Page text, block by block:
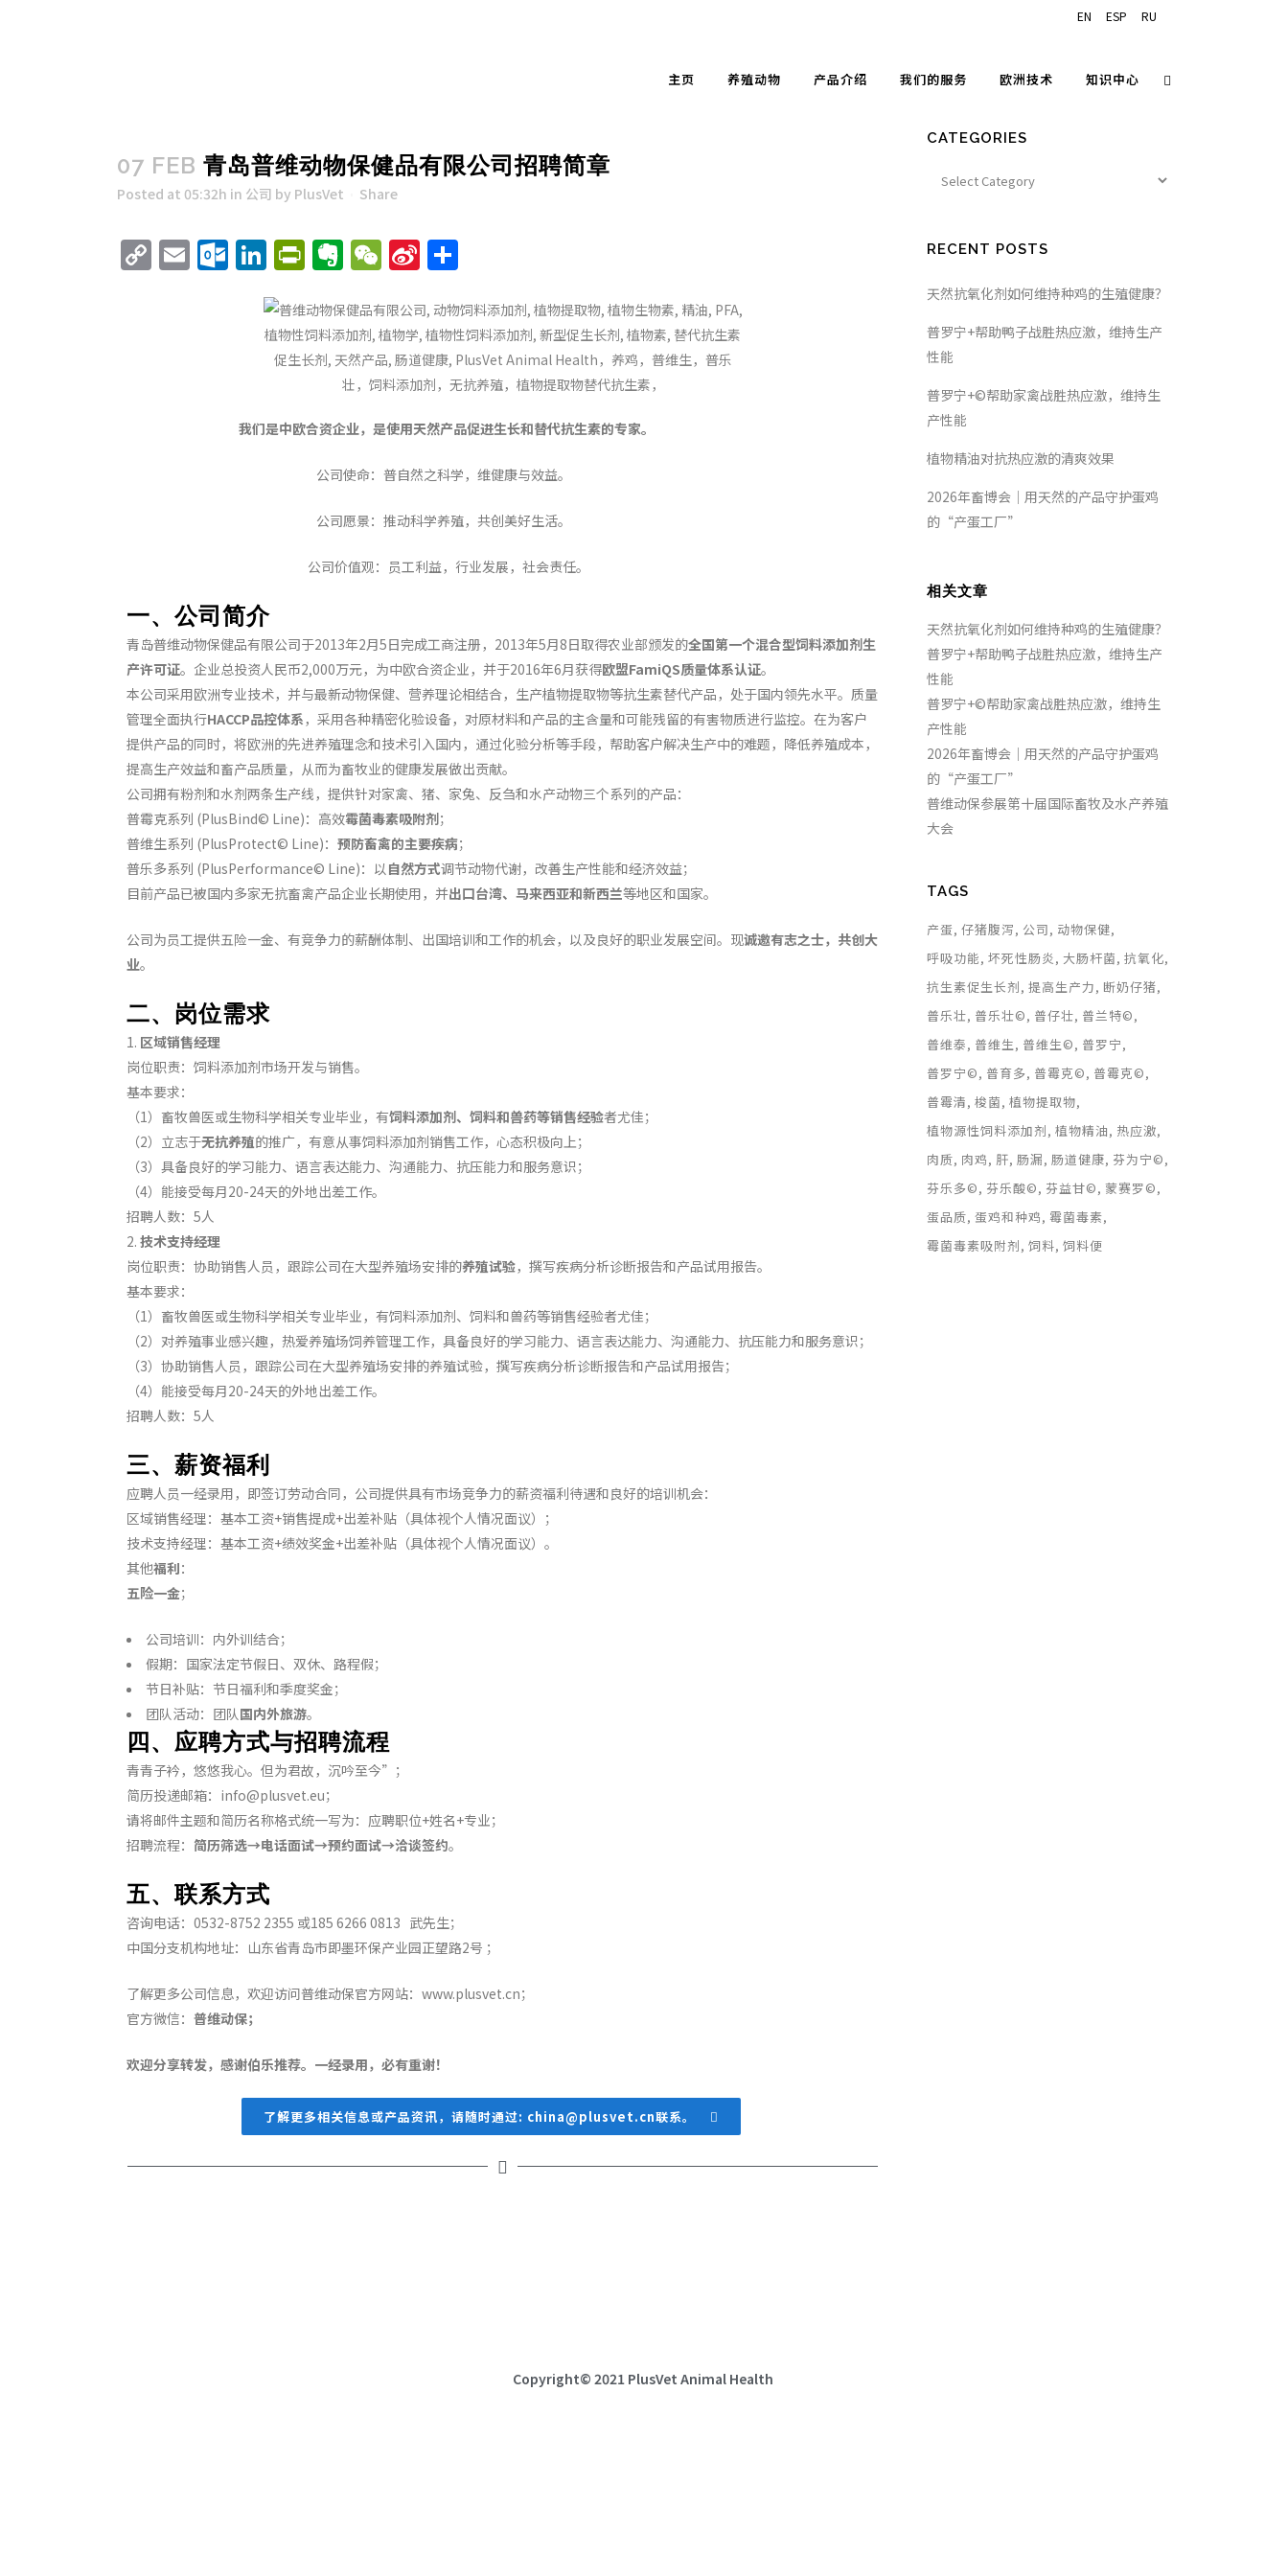
EN ESP RU
主页 养殖动物 产品介绍 我们的服务 欧洲技术 知识中心
07 FEB 青岛普维动物保健品有限公司招聘简章
Posted at 05:32h in 公司 by PlusVet Share
CopyEmailOutlook.com
LinkedIn
PrintFriendly
Evernote
WeChat
Sina
我们是中欧合资企业，是使用天然产品促进生长和替代抗生素的专家。
公司使命：普自然之科学，维健康与效益。
公司愿景：推动科学养殖，共创美好生活。
公司价值观：员工利益，行业发展，社会责任。
一、公司简介
青岛普维动物保健品有限公司于2013年2月5日完成工商注册，2013年5月8日取得农业部颁发的全国第一个混合型饲料添加剂生
产许可证。企业总投资人民币2,000万元，为中欧合资企业，并于2016年6月获得欧盟FamiQS质量体系认证。
本公司采用欧洲专业技术，并与最新动物保健、营养理论相结合，生产植物提取物等抗生素替代产品，处于国内领先水平。质量
管理全面执行HACCP品控体系 ，采用各种精密化验设备，对原材料和产品的主含量和可能残留的有害物质进行监控。在为客户
提供产品的同时，将欧洲的先进养殖理念和技术引入国内，通过化验分析等手段，帮助客户解决生产中的难题，降低养殖成本，
提高生产效益和畜产品质量，从而为畜牧业的健康发展做出贡献。
公司拥有粉剂和水剂两条生产线，提供针对家禽、猪、家兔、反刍和水产动物三个系列的产品：
普霉克系列 (PlusBind© Line)：高效霉菌毒素吸附剂；
普维生系列 (PlusProtect© Line)： 预防畜禽的主要疾病；
普乐多系列 (PlusPerformance© Line)：以 自然方式调节动物代谢，改善生产性能和经济效益；
目前产品已被国内多家无抗畜禽产品企业长期使用，并出口台湾、马来西亚和新西兰等地区和国家。
公司为员工提供五险一金、有竞争力的薪酬体制、出国培训和工作的机会，以及良好的职业发展空间。现诚邀有志之士，共创大
业。
二、岗位需求
1. 区域销售经理
岗位职责：饲料添加剂市场开发与销售。
基本要求：
（1）畜牧兽医或生物科学相关专业毕业，有饲料添加剂、饲料和兽药等销售经验者尤佳；
（2）立志于无抗养殖的推广，有意从事饲料添加剂销售工作，心态积极向上；
（3）具备良好的学习能力、语言表达能力、沟通能力、抗压能力和服务意识；
（4）能接受每月20-24天的外地出差工作。
招聘人数：5人
2. 技术支持经理
岗位职责：协助销售人员，跟踪公司在大型养殖场安排的养殖试验，撰写疾病分析诊断报告和产品试用报告。
基本要求：
（1）畜牧兽医或生物科学相关专业毕业，有饲料添加剂、饲料和兽药等销售经验者尤佳；
（2）对养殖事业感兴趣，热爱养殖场饲养管理工作，具备良好的学习能力、语言表达能力、沟通能力、抗压能力和服务意识；
（3）协助销售人员，跟踪公司在大型养殖场安排的养殖试验，撰写疾病分析诊断报告和产品试用报告；
（4）能接受每月20-24天的外地出差工作。
招聘人数：5人
三、薪资福利
应聘人员一经录用，即签订劳动合同，公司提供具有市场竞争力的薪资福利待遇和良好的培训机会：
区域销售经理：基本工资+销售提成+出差补贴（具体视个人情况面议）；
技术支持经理：基本工资+绩效奖金+出差补贴（具体视个人情况面议）。
其他福利：
五险一金；
公司培训：内外训结合；
假期：国家法定节假日、双休、路程假；
节日补贴：节日福利和季度奖金；
团队活动：团队国内外旅游。
四、应聘方式与招聘流程
青青子衿，悠悠我心。但为君故，沉吟至今”；
简历投递邮箱：info@plusvet.eu；
请将邮件主题和简历名称格式统一写为：应聘职位+姓名+专业；
招聘流程： 简历筛选→电话面试→预约面试→洽谈签约。
五、联系方式
咨询电话：0532-8752 2355 或185 6266 0813 武先生；
中国分支机构地址：山东省青岛市即墨环保产业园正望路2号 ；
了解更多公司信息，欢迎访问普维动保官方网站：www.plusvet.cn；
官方微信： 普维动保；
欢迎分享转发，感谢伯乐推荐。一经录用，必有重谢！
了解更多相关信息或产品资讯，请随时通过: china@plusvet.cn联系。
Copyright© 2021 PlusVet Animal Health
CATEGORIES
RECENT POSTS
天然抗氧化剂如何维持种鸡的生殖健康？
普罗宁+帮助鸭子战胜热应激，维持生产
性能
普罗宁+©帮助家禽战胜热应激，维持生
产性能
植物精油对抗热应激的清爽效果
2026年畜博会｜用天然的产品守护蛋鸡
的“产蛋工厂”
相关文章
天然抗氧化剂如何维持种鸡的生殖健康？
普罗宁+帮助鸭子战胜热应激，维持生产
性能
普罗宁+©帮助家禽战胜热应激，维持生
产性能
2026年畜博会｜用天然的产品守护蛋鸡
的“产蛋工厂”
普维动保参展第十届国际畜牧及水产养殖
大会
TAGS
产蛋 仔猪腹泻 公司 动物保健
呼吸功能 坏死性肠炎 大肠杆菌 抗氧化
抗生素促生长剂 提高生产力 断奶仔猪
普乐壮 普乐壮© 普仔壮 普兰特©
普维泰 普维生 普维生© 普罗宁
普罗宁© 普育多 普霉克© 普霉克©
普霉清 梭菌 植物提取物
植物源性饲料添加剂 植物精油 热应激
肉质 肉鸡 肝 肠漏 肠道健康 芬为宁©
芬乐多© 芬乐酸© 芬益甘© 蒙赛罗©
蛋品质 蛋鸡和种鸡 霉菌毒素
霉菌毒素吸附剂 饲料 饲料便